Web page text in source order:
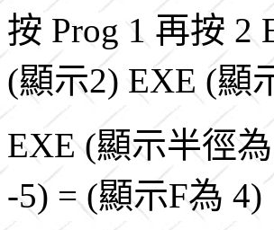
按 Prog 1 再按 2
(顯示2) EXE (顯
EXE (顯示半徑
-5) = (顯示F為 4)